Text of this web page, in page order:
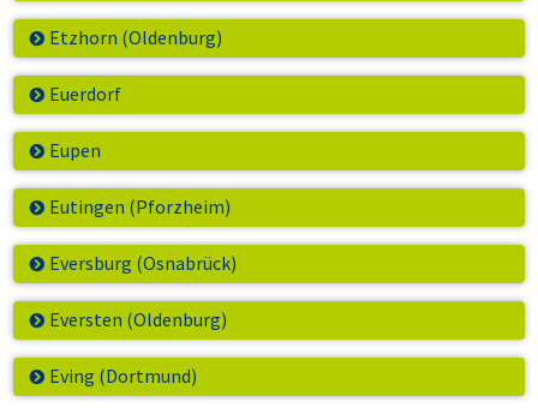
Etzhorn (Oldenburg)
Euerdorf
Eupen
Eutingen (Pforzheim)
Eversburg (Osnabrück)
Eversten (Oldenburg)
Eving (Dortmund)